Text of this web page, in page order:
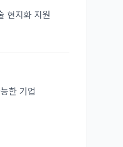
현지화 지원
한 기업